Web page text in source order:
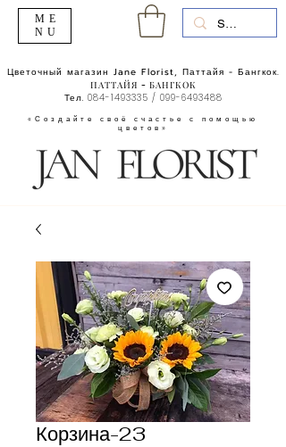
«Создайте своё счастье с помощью
цветов»
Цветочный магазин Jane Florist, Паттайя - Бангкок.
ПАТТАЙЯ - БАНГКОК
Тел. 084-1493335 / 099-6493488
ME
NU
Корзина-23